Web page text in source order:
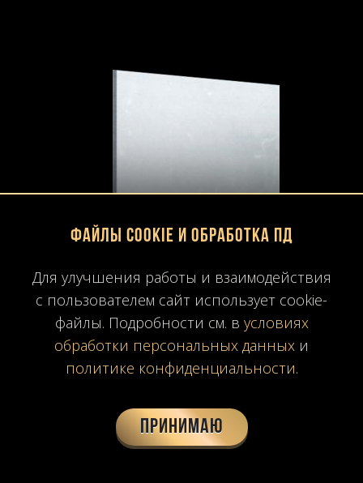
AFYON WHITE SELECTED
Файлы Cookie и обработка ПД
Для улучшения работы и взаимодействия
с пользователем сайт использует cookie-
файлы. Подробности см. в условиях
обработки персональных данных и
политике конфиденциальности.
Принимаю